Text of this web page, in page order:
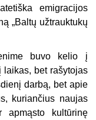
emigracijos
„Baltų užtrauktukų
buvo kelio į
laikas, bet rašytojas
darbą, bet apie
kuriančius naujas
apmąsto kultūrinę